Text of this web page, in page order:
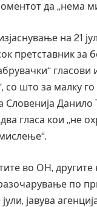
да „нема
на 21
претставник за
гласови
со што за малку го
Словенија Данило
гласа кои „не
во ОН, другите
по
јавува